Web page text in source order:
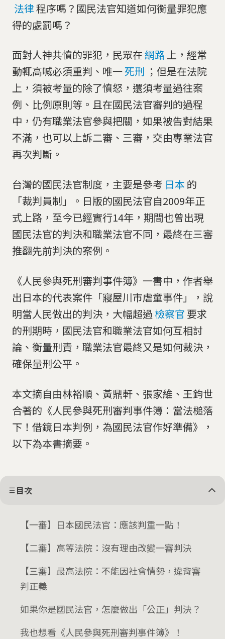
法律程序嗎？國民法官知道如何衡量罪犯應
得的處罰嗎？
面對人神共憤的罪犯，民眾在網路上，經常
動輒高喊必須重判、唯一死刑 ；但是在法院
上，須被考量的除了憤怒，還須考量過往案
例、比例原則等。且在國民法官審判的過程
中，仍有職業法官參與把關，如果被告對結果
不滿，也可以上訴二審、三審，交由專業法官
再次判斷。
台灣的國民法官制度，主要是參考 日本 的
「裁判員制」。日版的國民法官自2009年正
式上路，至今已經實行14年，期間也曾出現
國民法官的判決和職業法官不同，最終在三審
推翻先前判決的案例。
《人民參與死刑審判事件簿》一書中，作者舉
出日本的代表案件「寢屋川市虐童事件」，說
明當人民做出的判決，大幅超過 檢察官 要求
的刑期時，國民法官和職業法官如何互相討
論、衡量刑責，職業法官最終又是如何裁決，
確保量刑公平。
本文摘自由林裕順、黃鼎軒、張家維、王鈞世
合著的《人民參與死刑審判事件簿：當法槌落
下！借鏡日本判例，為國民法官作好準備》，
以下為本書摘要。
目次
【一審】日本國民法官：應該判重一點！
【二審】高等法院：沒有理由改變一審判決
【三審】最高法院：不能因社會情勢，違背審
判正義
如果你是國民法官，怎麼做出「公正」判決？
我也想看《人民參與死刑審判事件簿》！